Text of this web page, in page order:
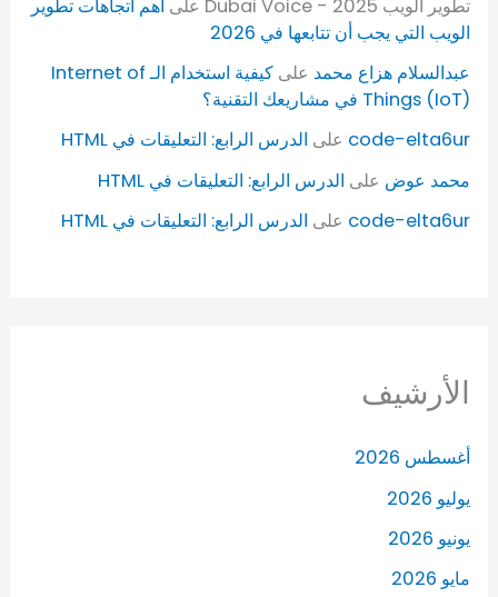
تطوير الويب 2025 - Dubai Voice على أهم اتجاهات تطوير
الويب التي يجب أن تتابعها في 2026
عبدالسلام هزاع محمد على
كيفية استخدام الـ Internet of
Things (IoT) في مشاريعك التقنية؟
code-elta6ur على الدرس الرابع: التعليقات في HTML
محمد عوض على الدرس الرابع: التعليقات في HTML
code-elta6ur على الدرس الرابع: التعليقات في HTML
الأرشيف
أغسطس 2026
يوليو 2026
يونيو 2026
مايو 2026